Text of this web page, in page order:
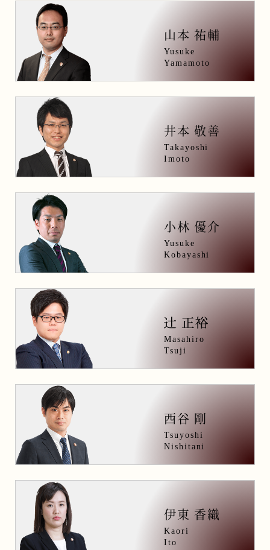
山本 祐輔
Yusuke
Yamamoto
井本 敬善
Takayoshi
Imoto
小林 優介
Yusuke
Kobayashi
Masahiro
Tsuji
西谷 剛
Tsuyoshi
Nishitani
伊東 香織
Kaori
Ito